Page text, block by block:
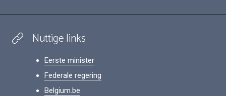
Nuttige links
Eerste minister
Federale regering
Belgium.be